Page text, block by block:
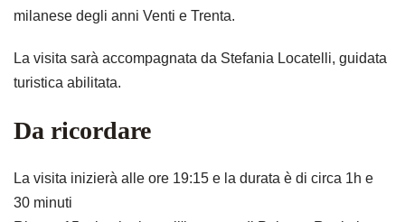
milanese degli anni Venti e Trenta.
La visita sarà accompagnata da Stefania Locatelli, guidata
turistica abilitata.
Da ricordare
La visita inizierà alle ore 19:15 e la durata è di circa 1h e
30 minuti